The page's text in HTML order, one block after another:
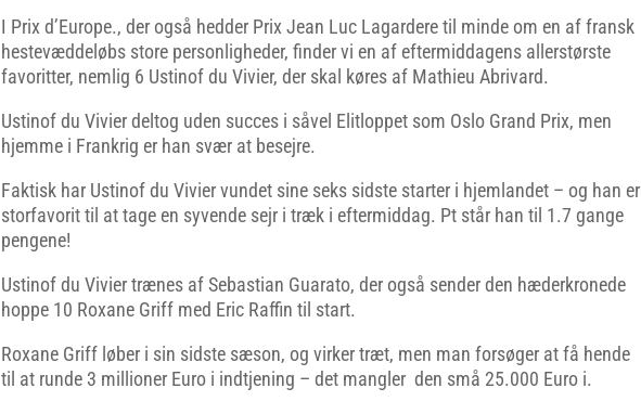
I Prix d’Europe., der også hedder Prix Jean Luc Lagardere til minde om en af fransk
hestevæddeløbs store personligheder, finder vi en af eftermiddagens allerstørste
favoritter, nemlig 6 Ustinof du Vivier, der skal køres af Mathieu Abrivard.
Ustinof du Vivier deltog uden succes i såvel Elitloppet som Oslo Grand Prix, men
hjemme i Frankrig er han svær at besejre.
Faktisk har Ustinof du Vivier vundet sine seks sidste starter i hjemlandet – og han er
storfavorit til at tage en syvende sejr i træk i eftermiddag. Pt står han til 1.7 gange
pengene!
Ustinof du Vivier trænes af Sebastian Guarato, der også sender den hæderkronede
hoppe 10 Roxane Griff med Eric Raffin til start.
Roxane Griff løber i sin sidste sæson, og virker træt, men man forsøger at få hende
til at runde 3 millioner Euro i indtjening – det mangler den små 25.000 Euro i.